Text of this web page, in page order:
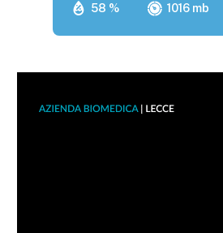
58 % 1016 mb